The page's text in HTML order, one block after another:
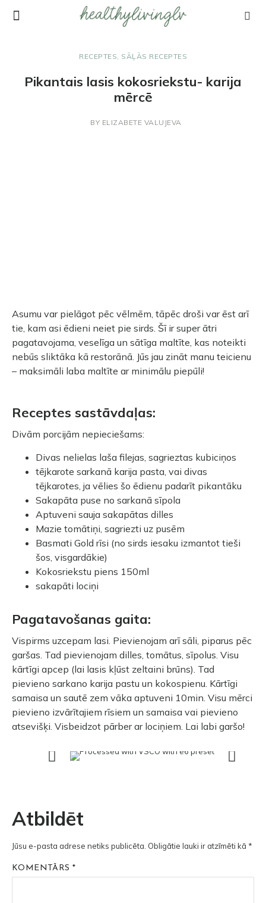
RECEPTES SĀĻĀS RECEPTES
Pikantais lasis kokosriekstu- karija
mērcē
BY ELIZABETE VALUJEVA
Asumu var pielāgot pēc vēlmēm, tāpēc droši var ēst arī
tie, kam asi ēdieni neiet pie sirds. Šī ir super ātri
pagatavojama, veselīga un sātīga maltīte, kas noteikti
nebūs sliktāka kā restorānā. Jūs jau zināt manu teicienu
– maksimāli laba maltīte ar minimālu piepūli!
Receptes sastāvdaļas:
Divām porcijām nepieciešams:
Divas nelielas laša filejas, sagrieztas kubiciņos
tējkarote sarkanā karija pasta, vai divas
tējkarotes, ja vēlies šo ēdienu padarīt pikantāku
Sakapāta puse no sarkanā sīpola
Aptuveni sauja sakapātas dilles
Mazie tomātiņi, sagriezti uz pusēm
Basmati Gold rīsi (no sirds iesaku izmantot tieši
šos, visgardākie)
Kokosriekstu piens 150ml
sakapāti lociņi
Pagatavošanas gaita:
Vispirms uzcepam lasi. Pievienojam arī sāli, piparus pēc
garšas. Tad pievienojam dilles, tomātus, sīpolus. Visu
kārtīgi apcep (lai lasis kļūst zeltaini brūns). Tad
pievieno sarkano karija pastu un kokospienu. Kārtīgi
samaisa un sautē zem vāka aptuveni 10min. Visu mērci
pievieno izvārītajiem rīsiem un samaisa vai pievieno
atsevišķi. Visbeidzot pārber ar lociņiem. Lai labi garšo!
Atbildēt
Jūsu e-pasta adrese netiks publicēta. Obligātie lauki ir atzīmēti kā *
KOMENTĀRS*